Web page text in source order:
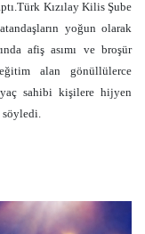
Kızılay Kilis Şube
yoğun olarak
afiş asımı ve broşür
alan gönüllülerce
sahibi kişilere hijyen
söyledi.